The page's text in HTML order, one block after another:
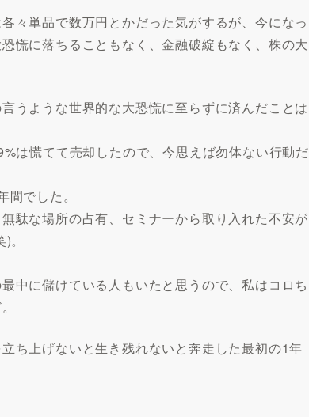
々単品で数万円とかだった気がするが、今になっ
慌に落ちることもなく、金融破綻もなく、株の大
うような世界的な大恐慌に至らずに済んだことは
は慌てて売却したので、今思えば勿体ない行動だ
でした。
駄な場所の占有、セミナーから取り入れた不安が
中に儲けている人もいたと思うので、私はコロち
ち上げないと生き残れないと奔走した最初の1年